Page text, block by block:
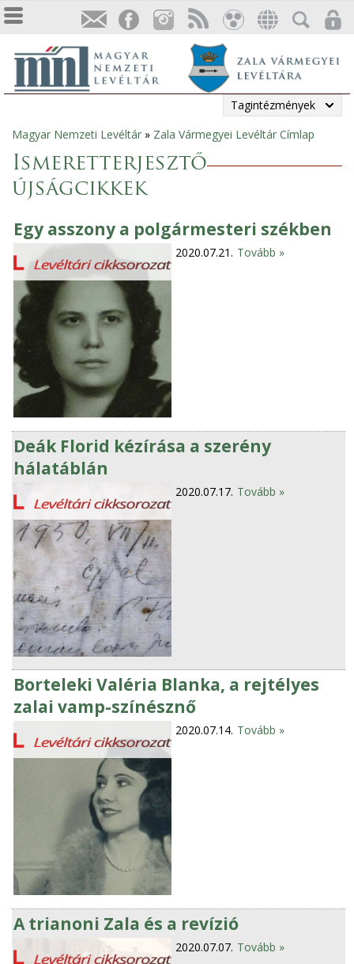
Tagintézmények
Jelenlegi
hely
Magyar Nemzeti Levéltár » Zala Vármegyei Levéltár Címlap
Ismeretterjesztő
újságcikkek
Egy asszony a polgármesteri székben
2020.07.21. Tovább »
Deák Florid kézírása a szerény
hálatáblán
2020.07.17. Tovább »
Borteleki Valéria Blanka, a rejtélyes
zalai vamp-színésznő
2020.07.14. Tovább »
A trianoni Zala és a revízió
2020.07.07. Tovább »